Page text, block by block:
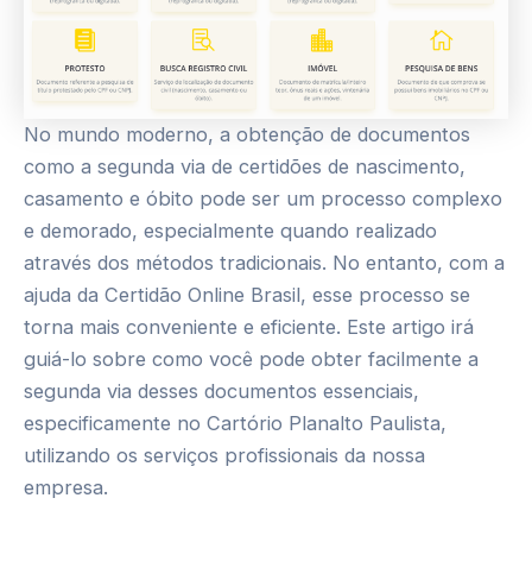
No mundo moderno, a obtenção de documentos
como a segunda via de certidões de nascimento,
casamento e óbito pode ser um processo complexo
e demorado, especialmente quando realizado
através dos métodos tradicionais. No entanto, com a
ajuda da Certidão Online Brasil, esse processo se
torna mais conveniente e eficiente. Este artigo irá
guiá-lo sobre como você pode obter facilmente a
segunda via desses documentos essenciais,
especificamente no Cartório Planalto Paulista,
utilizando os serviços profissionais da nossa
empresa.